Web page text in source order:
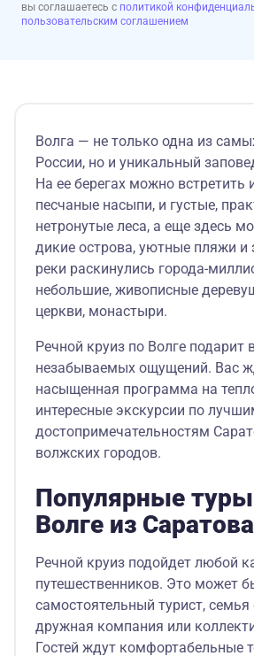
вы соглашаетесь с политикой
пользовательским соглашением
Волга — не только одна из
России, но и уникальный
На ее берегах можно встретить
песчаные насыпи, и густые,
нетронутые леса, а еще здесь
дикие острова, уютные пляжи и
реки раскинулись города-
небольшие, живописные
церкви, монастыри.
Речной круиз по Волге
незабываемых ощущений. Вас
насыщенная программа на
интересные экскурсии по
достопримечательностям
волжских городов.
Популярные
Волге из Саратова
Речной круиз подойдет любой
путешественников. Это может
самостоятельный турист, семья
дружная компания или
Гостей ждут комфортабельные